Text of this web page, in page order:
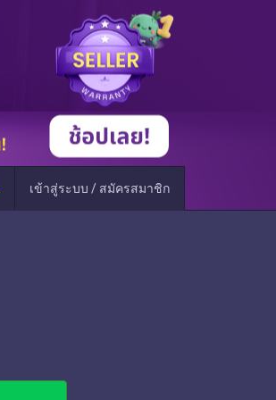
เข้าสู่ระบบ / สมัครสมาชิก